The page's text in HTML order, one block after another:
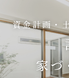
資金計画・
家づ